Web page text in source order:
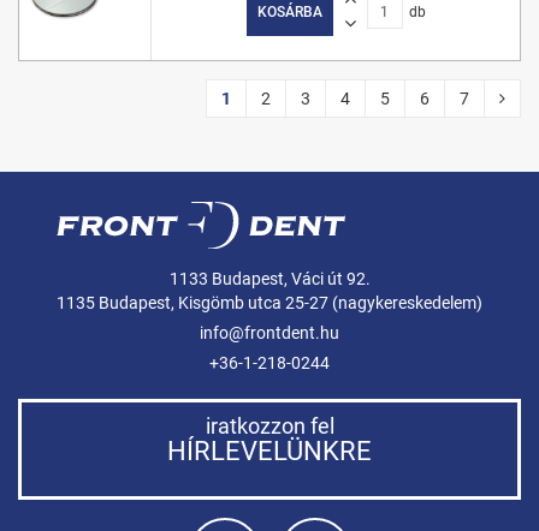
KOSÁRBA db
1 2 3 4 5 6 7
1133 Budapest, Váci út 92.
1135 Budapest, Kisgömb utca 25-27 (nagykereskedelem)
info@frontdent.hu
+36-1-218-0244
iratkozzon fel
HÍRLEVELÜNKRE